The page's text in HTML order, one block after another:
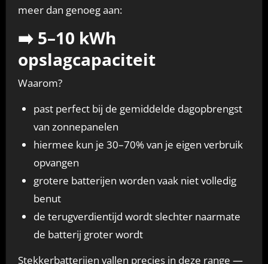
meer dan genoeg aan:
➡️ 5–10 kWh
opslagcapaciteit
Waarom?
past perfect bij de gemiddelde dagopbrengst
van zonnepanelen
hiermee kun je 30–70% van je eigen verbruik
opvangen
grotere batterijen worden vaak niet volledig
benut
de terugverdientijd wordt slechter naarmate
de batterij groter wordt
Stekkerbatterijen vallen precies in deze range —